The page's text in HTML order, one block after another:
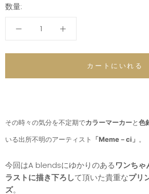
数量:
カートにいれる
その時々の気分を不定期でカラーマーカーと色
いる出所不明のアーティスト 「Meme－ci」 。
今回はA blendsにゆかりのあるワンちゃ
ラストに描き下ろして頂いた貴重なプリ
ズ。